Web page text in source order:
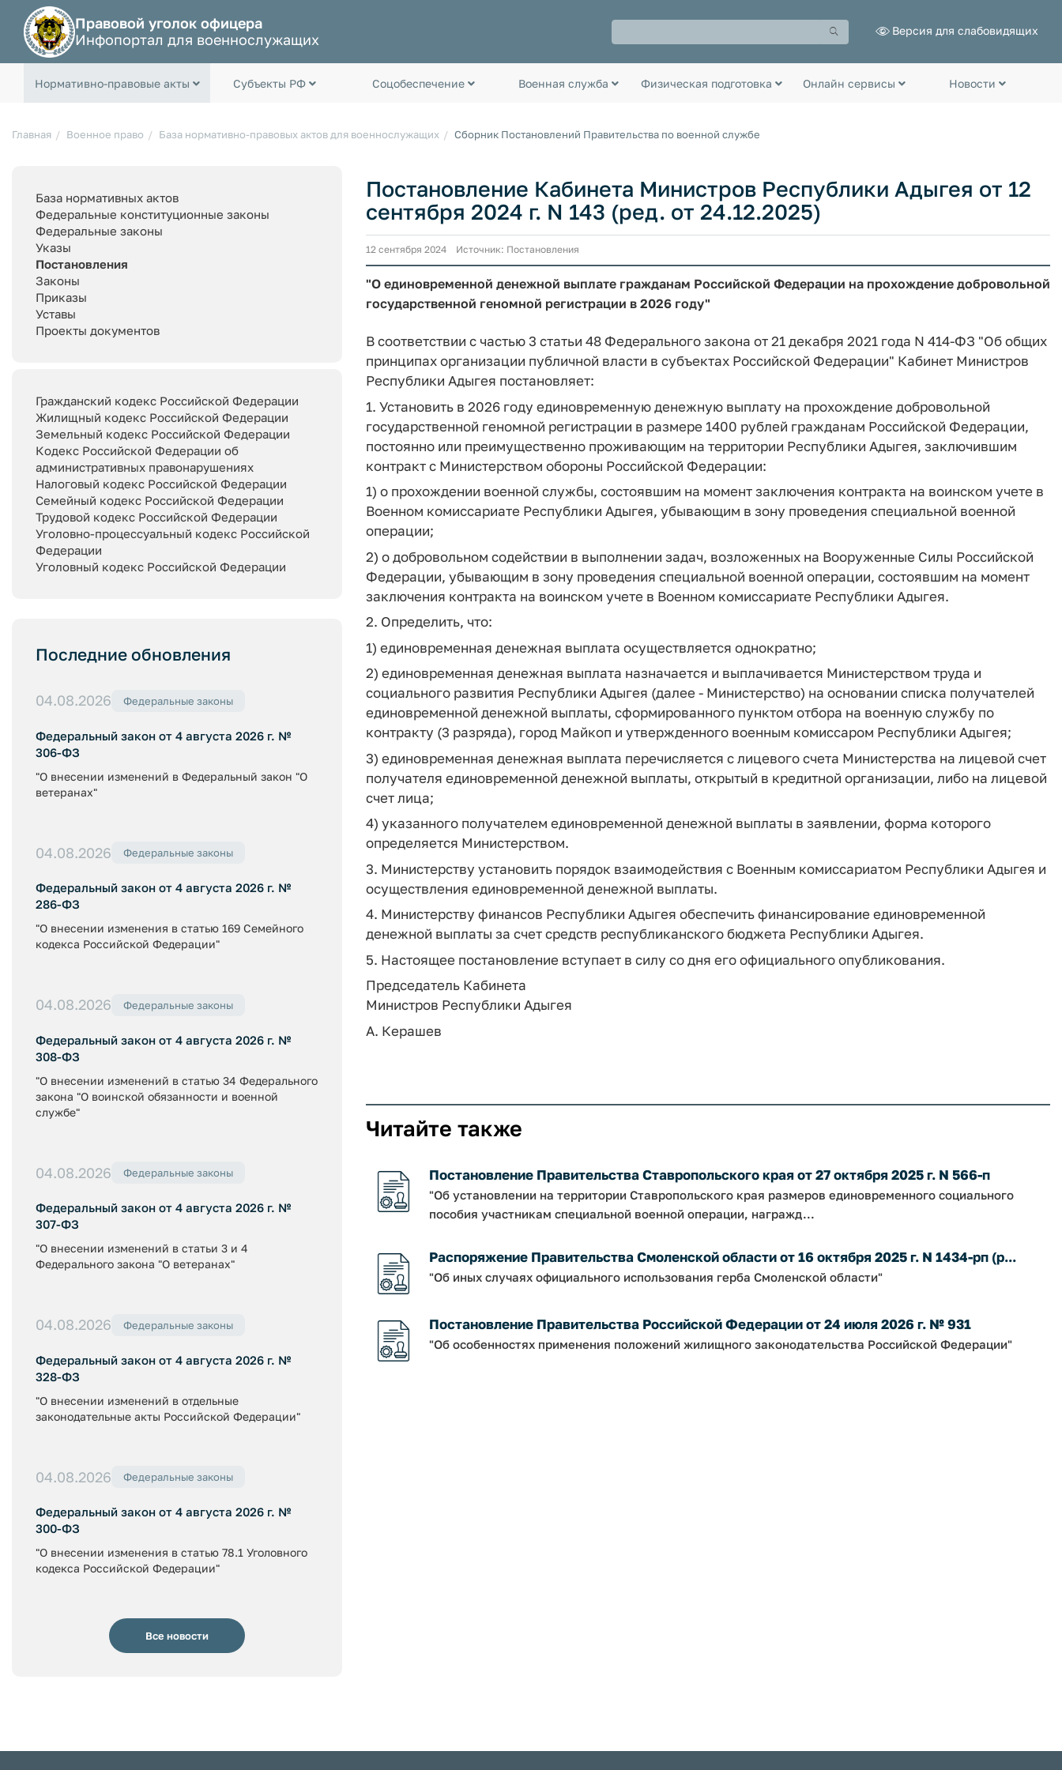
Правовой уголок офицера
Инфопортал для военнослужащих
Версия для слабовидящих
Нормативно-правовые акты Субъекты РФ Соцобеспечение Военная служба Физическая подготовка Онлайн сервисы Новости
Главная Военное право База нормативно-правовых актов для военнослужащих Сборник Постановлений Правительства по военной службе
База нормативных актов
Федеральные конституционные законы
Федеральные законы
Указы
Постановления
Законы
Приказы
Уставы
Проекты документов
Гражданский кодекс Российской Федерации
Жилищный кодекс Российской Федерации
Земельный кодекс Российской Федерации
Кодекс Российской Федерации об
административных правонарушениях
Налоговый кодекс Российской Федерации
Семейный кодекс Российской Федерации
Трудовой кодекс Российской Федерации
Уголовно-процессуальный кодекс Российской
Федерации
Уголовный кодекс Российской Федерации
Последние обновления
04.08.2026 Федеральные законы
Федеральный закон от 4 августа 2026 г. №
306-ФЗ
"О внесении изменений в Федеральный закон "О
ветеранах"
04.08.2026 Федеральные законы
Федеральный закон от 4 августа 2026 г. №
286-ФЗ
"О внесении изменения в статью 169 Семейного
кодекса Российской Федерации"
04.08.2026 Федеральные законы
Федеральный закон от 4 августа 2026 г. №
308-ФЗ
"О внесении изменений в статью 34 Федерального
закона "О воинской обязанности и военной
службе"
04.08.2026 Федеральные законы
Федеральный закон от 4 августа 2026 г. №
307-ФЗ
"О внесении изменений в статьи 3 и 4
Федерального закона "О ветеранах"
04.08.2026 Федеральные законы
Федеральный закон от 4 августа 2026 г. №
328-ФЗ
"О внесении изменений в отдельные
законодательные акты Российской Федерации"
04.08.2026 Федеральные законы
Федеральный закон от 4 августа 2026 г. №
300-ФЗ
"О внесении изменения в статью 78.1 Уголовного
кодекса Российской Федерации"
Все новости
Постановление Кабинета Министров Республики Адыгея от 12
сентября 2024 г. N 143 (ред. от 24.12.2025)
12 сентября 2024 Источник: Постановления
"О единовременной денежной выплате гражданам Российской Федерации на прохождение добровольной
государственной геномной регистрации в 2026 году"
В соответствии с частью 3 статьи 48 Федерального закона от 21 декабря 2021 года N 414-ФЗ "Об общих
принципах организации публичной власти в субъектах Российской Федерации" Кабинет Министров
Республики Адыгея постановляет:
1. Установить в 2026 году единовременную денежную выплату на прохождение добровольной
государственной геномной регистрации в размере 1400 рублей гражданам Российской Федерации,
постоянно или преимущественно проживающим на территории Республики Адыгея, заключившим
контракт с Министерством обороны Российской Федерации:
1) о прохождении военной службы, состоявшим на момент заключения контракта на воинском учете в
Военном комиссариате Республики Адыгея, убывающим в зону проведения специальной военной
операции;
2) о добровольном содействии в выполнении задач, возложенных на Вооруженные Силы Российской
Федерации, убывающим в зону проведения специальной военной операции, состоявшим на момент
заключения контракта на воинском учете в Военном комиссариате Республики Адыгея.
2. Определить, что:
1) единовременная денежная выплата осуществляется однократно;
2) единовременная денежная выплата назначается и выплачивается Министерством труда и
социального развития Республики Адыгея (далее - Министерство) на основании списка получателей
единовременной денежной выплаты, сформированного пунктом отбора на военную службу по
контракту (3 разряда), город Майкоп и утвержденного военным комиссаром Республики Адыгея;
3) единовременная денежная выплата перечисляется с лицевого счета Министерства на лицевой счет
получателя единовременной денежной выплаты, открытый в кредитной организации, либо на лицевой
счет лица;
4) указанного получателем единовременной денежной выплаты в заявлении, форма которого
определяется Министерством.
3. Министерству установить порядок взаимодействия с Военным комиссариатом Республики Адыгея и
осуществления единовременной денежной выплаты.
4. Министерству финансов Республики Адыгея обеспечить финансирование единовременной
денежной выплаты за счет средств республиканского бюджета Республики Адыгея.
5. Настоящее постановление вступает в силу со дня его официального опубликования.
Председатель Кабинета
Министров Республики Адыгея
А. Керашев
Читайте также
Постановление Правительства Ставропольского края от 27 октября 2025 г. N 566-п
"Об установлении на территории Ставропольского края размеров единовременного социального
пособия участникам специальной военной операции, награжд...
Распоряжение Правительства Смоленской области от 16 октября 2025 г. N 1434-рп (р...
"Об иных случаях официального использования герба Смоленской области"
Постановление Правительства Российской Федерации от 24 июля 2026 г. № 931
"Об особенностях применения положений жилищного законодательства Российской Федерации"